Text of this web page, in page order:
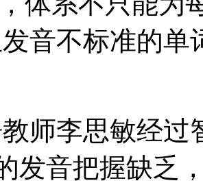
音不标准的单词
李思敏经过智
发音把握缺乏